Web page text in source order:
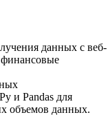
данных с веб-
финансовые
и Pandas для
объемов данных.